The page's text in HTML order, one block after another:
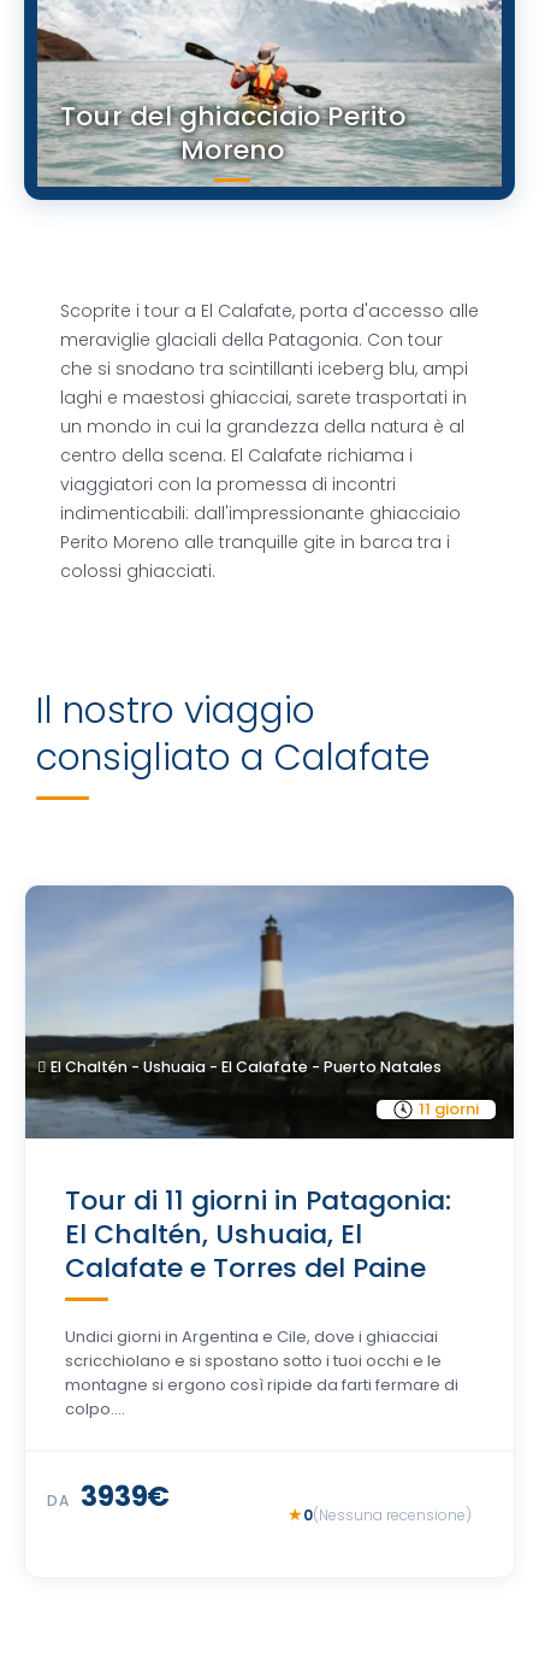
Tour del ghiacciaio Perito
Moreno
Scoprite i tour a El Calafate, porta d'accesso alle
meraviglie glaciali della Patagonia. Con tour
che si snodano tra scintillanti iceberg blu, ampi
laghi e maestosi ghiacciai, sarete trasportati in
un mondo in cui la grandezza della natura è al
centro della scena. El Calafate richiama i
viaggiatori con la promessa di incontri
indimenticabili: dall'impressionante ghiacciaio
Perito Moreno alle tranquille gite in barca tra i
colossi ghiacciati.
Il nostro viaggio
consigliato a Calafate
11 giorni
El Chaltén - Ushuaia - El Calafate - Puerto Natales
Tour di 11 giorni in Patagonia:
El Chaltén, Ushuaia, El
Calafate e Torres del Paine
Undici giorni in Argentina e Cile, dove i ghiacciai
scricchiolano e si spostano sotto i tuoi occhi e le
montagne si ergono così ripide da farti fermare di
colpo….
DA 3939€ 0(Nessuna recensione)